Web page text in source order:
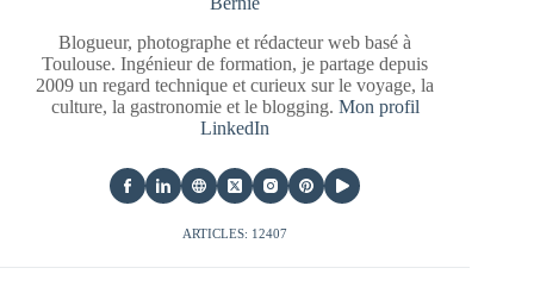
Blogueur, photographe et rédacteur web basé à
Toulouse. Ingénieur de formation, je partage depuis
2009 un regard technique et curieux sur le voyage, la
culture, la gastronomie et le blogging. Mon profil
LinkedIn
ARTICLES: 12407